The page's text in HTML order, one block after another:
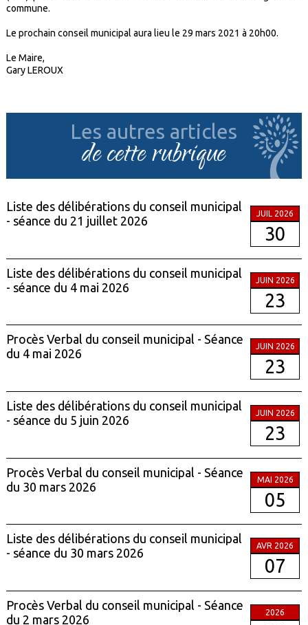
commune.
Le prochain conseil municipal aura lieu le 29 mars 2021 à 20h00.
Le Maire,
Gary LEROUX
Les autres articles
de cette rubrique
Liste des délibérations du conseil municipal
- séance du 21 juillet 2026
JUIL 2026
30
Liste des délibérations du conseil municipal
- séance du 4 mai 2026
JUIN 2026
23
Procès Verbal du conseil municipal - Séance
du 4 mai 2026
JUIN 2026
23
Liste des délibérations du conseil municipal
- séance du 5 juin 2026
JUIN 2026
23
Procès Verbal du conseil municipal - Séance
du 30 mars 2026
MAI 2026
05
Liste des délibérations du conseil municipal
- séance du 30 mars 2026
AVR 2026
07
Procès Verbal du conseil municipal - Séance
du 2 mars 2026
2026